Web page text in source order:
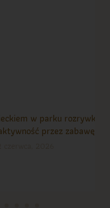
w parku rozrywki –
przez zabawę